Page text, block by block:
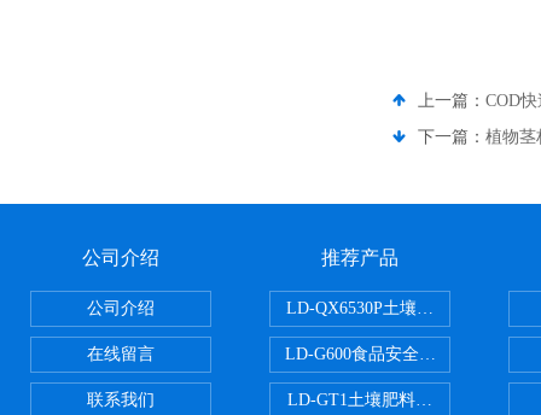
上一篇： COD
下一篇： 植物茎
公司介绍
公司介绍
在线留言
联系我们
推荐产品
LD-QX6530P土壤氧化还原电位检
LD-G600食品安全检测仪
LD-GT1土壤肥料养分检测仪